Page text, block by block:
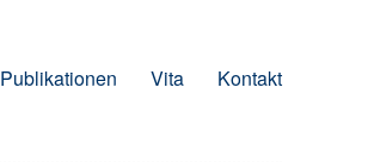
Publikationen Vita Kontakt